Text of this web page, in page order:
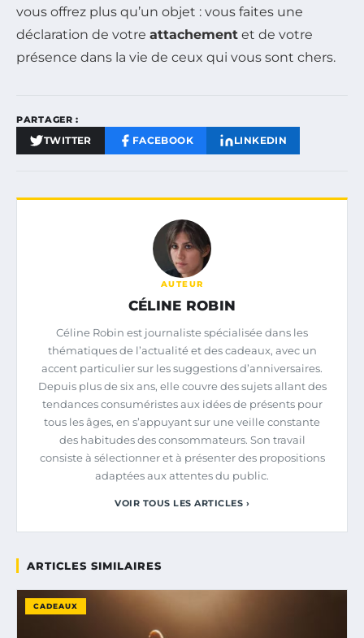
vous offrez plus qu’un objet : vous faites une
déclaration de votre attachement et de votre
présence dans la vie de ceux qui vous sont chers.
PARTAGER :
TWITTER FACEBOOK LINKEDIN
AUTEUR
CÉLINE ROBIN
Céline Robin est journaliste spécialisée dans les
thématiques de l’actualité et des cadeaux, avec un
accent particulier sur les suggestions d’anniversaires.
Depuis plus de six ans, elle couvre des sujets allant des
tendances consuméristes aux idées de présents pour
tous les âges, en s’appuyant sur une veille constante
des habitudes des consommateurs. Son travail
consiste à sélectionner et à présenter des propositions
adaptées aux attentes du public.
VOIR TOUS LES ARTICLES ›
ARTICLES SIMILAIRES
CADEAUX